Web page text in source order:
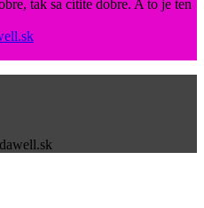
tak sa cítite dobre. A to je ten